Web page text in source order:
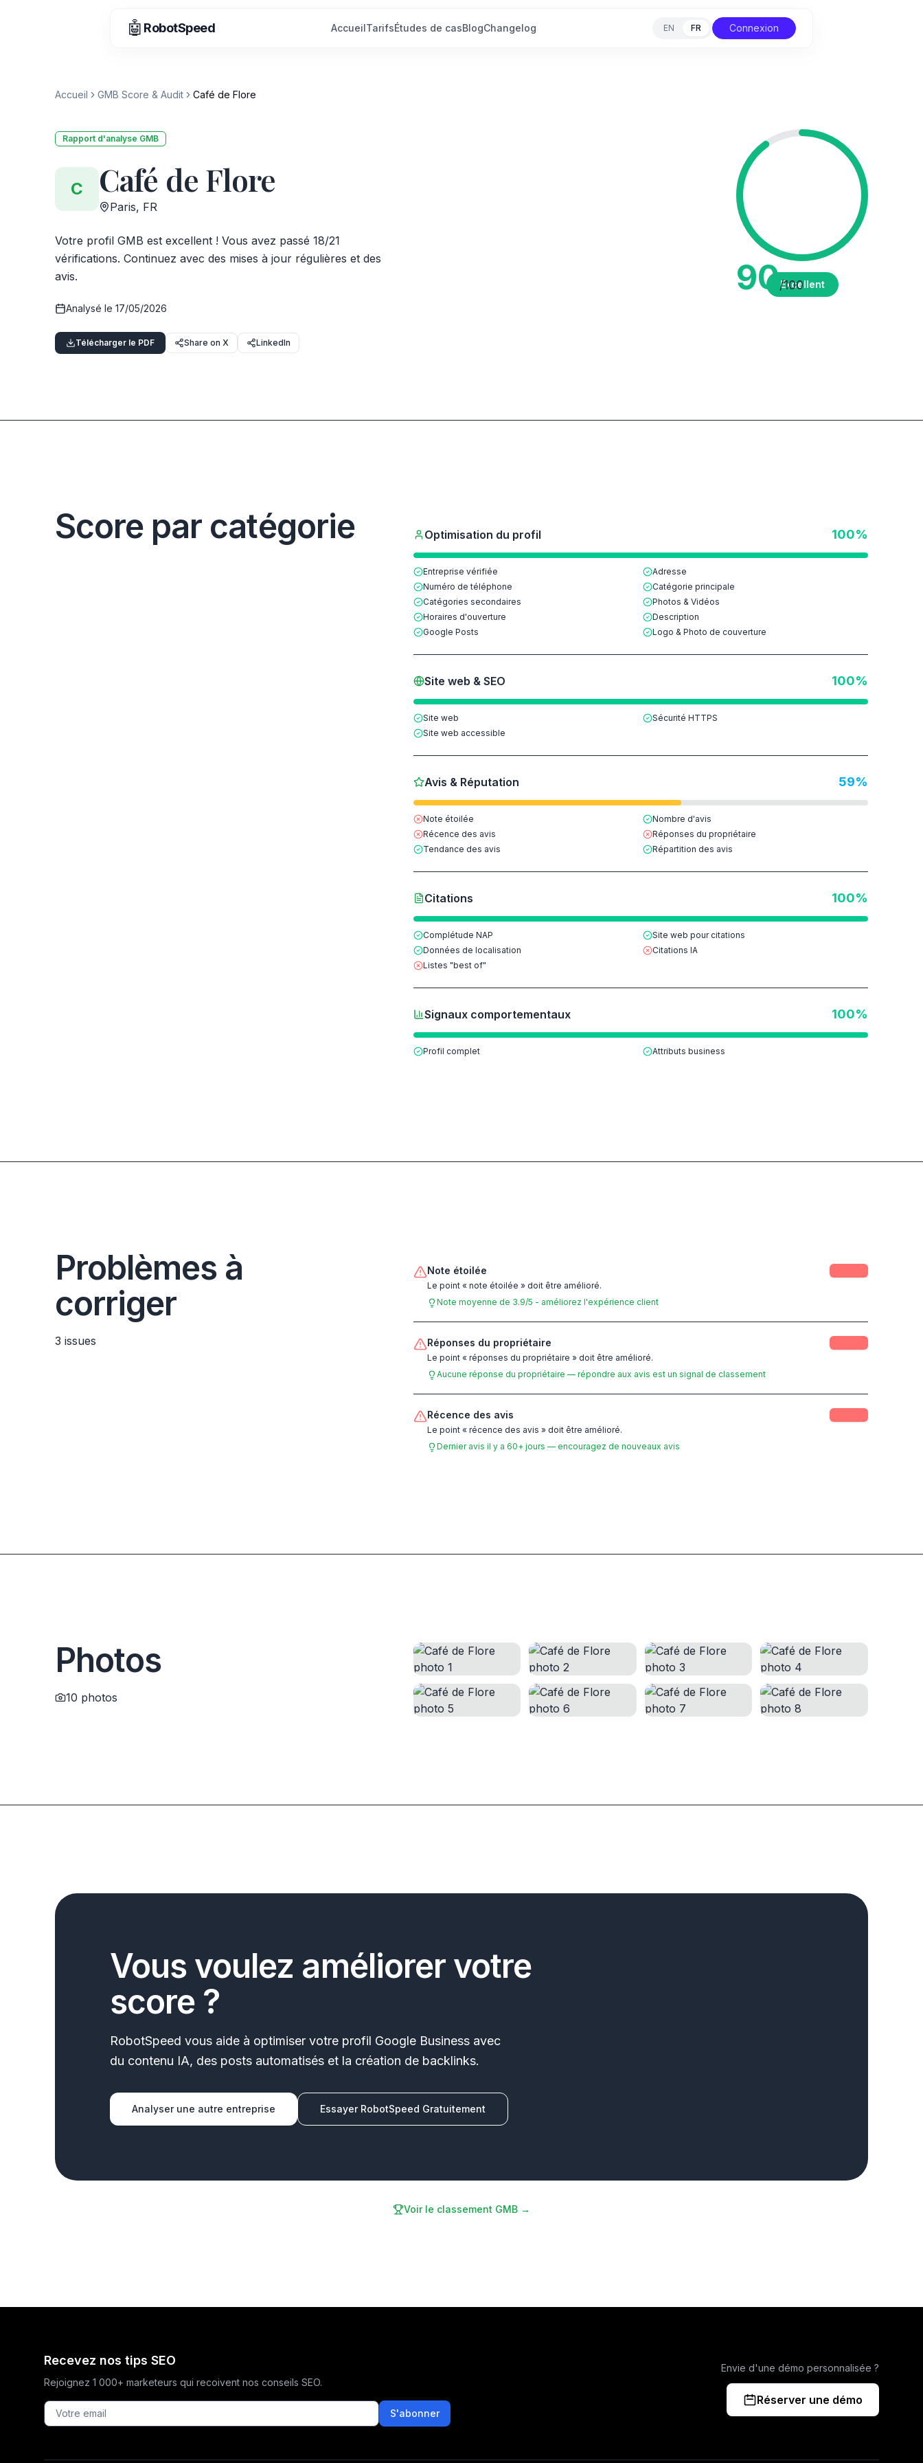
🤖 RobotSpeed AccueilTarifsÉtudes de casBlogChangelog EN FR Connexion
Accueil GMB Score & Audit Café de Flore
Rapport d'analyse GMB
C Café de Flore
Paris, FR
Votre profil GMB est excellent ! Vous avez passé 18/21
vérifications. Continuez avec des mises à jour régulières et des
avis.
Analysé le 17/05/2026
Télécharger le PDF Share on X LinkedIn
90/100
Excellent
Score par catégorie Optimisation du profil 100%
Entreprise vérifiée
Adresse
Numéro de téléphone
Catégorie principale
Catégories secondaires
Photos & Vidéos
Horaires d'ouverture
Description
Google Posts
Logo & Photo de couverture
Site web & SEO 100%
Site web
Sécurité HTTPS
Site web accessible
Avis & Réputation 59%
Note étoilée
Nombre d'avis
Récence des avis
Réponses du propriétaire
Tendance des avis
Répartition des avis
Citations 100%
Complétude NAP
Site web pour citations
Données de localisation
Citations IA
Listes "best of"
Signaux comportementaux 100%
Profil complet Attributs business
Problèmes à
corriger
3 issues
Note étoilée
Le point « note étoilée » doit être amélioré.
Note moyenne de 3.9/5 - améliorez l'expérience client
Réponses du propriétaire
Le point « réponses du propriétaire » doit être amélioré.
Aucune réponse du propriétaire — répondre aux avis est un signal de classement
Récence des avis
Le point « récence des avis » doit être amélioré.
Dernier avis il y a 60+ jours — encouragez de nouveaux avis
Photos
10 photos
Vous voulez améliorer votre
score ?
RobotSpeed vous aide à optimiser votre profil Google Business avec
du contenu IA, des posts automatisés et la création de backlinks.
Analyser une autre entreprise Essayer RobotSpeed Gratuitement
Voir le classement GMB →
Recevez nos tips SEO
Rejoignez 1 000+ marketeurs qui recoivent nos conseils SEO.
S'abonner
Envie d'une démo personnalisée ?
Réserver une démo